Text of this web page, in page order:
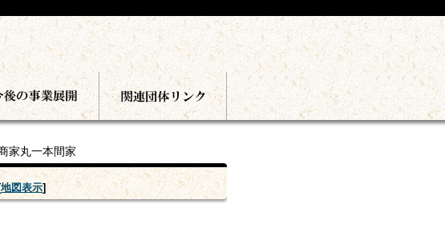
家丸一本間家
地図表示]